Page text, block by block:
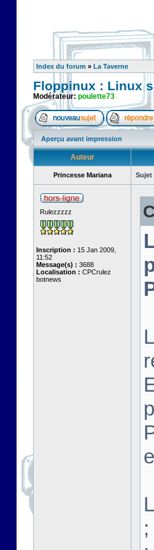
Index du forum » La Taverne
Floppinux : Linux
Modérateur: poulette73
Aperçu avant impression
Auteur
Princesse Mariana Sujet
Rulezzzzz
Inscription : 15 Jan 2009,
11:52
Message(s) : 3688
Localisation : CPCrulez
botnews